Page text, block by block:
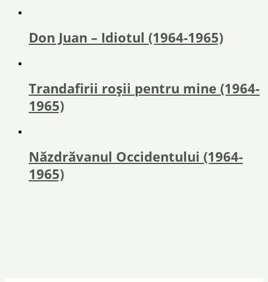
Don Juan – Idiotul (1964-1965)
Trandafirii roşii pentru mine (1964-
1965)
Năzdrăvanul Occidentului (1964-
1965)